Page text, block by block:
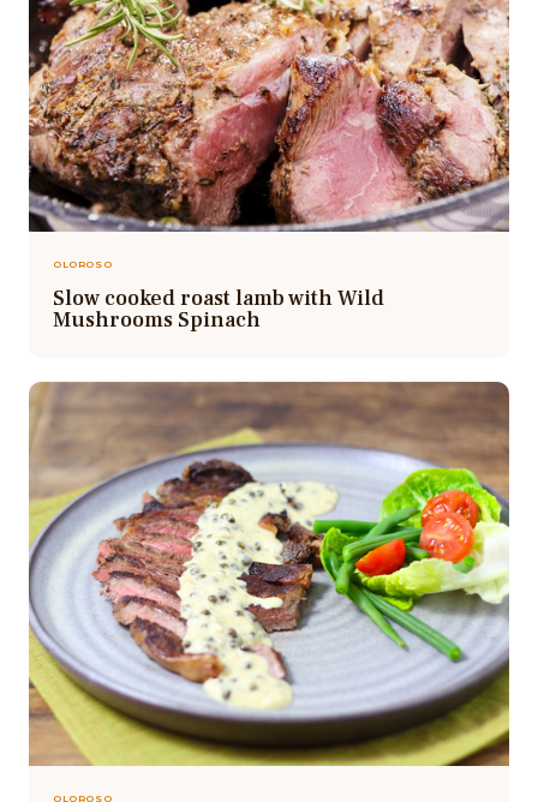
OLOROSO
Slow cooked roast lamb with Wild
Mushrooms Spinach
OLOROSO